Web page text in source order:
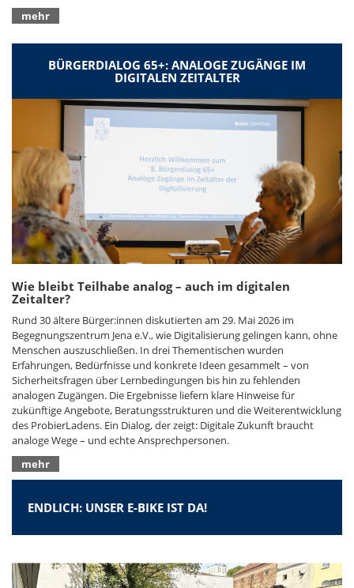
mehr
BÜRGERDIALOG 65+: ANALOGE ZUGÄNGE IM
DIGITALEN ZEITALTER
Wie bleibt Teilhabe analog – auch im digitalen
Zeitalter?
Rund 30 ältere Bürger:innen diskutierten am 29. Mai 2026 im
Begegnungszentrum Jena e.V., wie Digitalisierung gelingen kann, ohne
Menschen auszuschließen. In drei Thementischen wurden
Erfahrungen, Bedürfnisse und konkrete Ideen gesammelt – von
Sicherheitsfragen über Lernbedingungen bis hin zu fehlenden
analogen Zugängen. Die Ergebnisse liefern klare Hinweise für
zukünftige Angebote, Beratungsstrukturen und die Weiterentwicklung
des ProbierLadens. Ein Dialog, der zeigt: Digitale Zukunft braucht
analoge Wege – und echte Ansprechpersonen.
mehr
ENDLICH: UNSER E-BIKE IST DA!